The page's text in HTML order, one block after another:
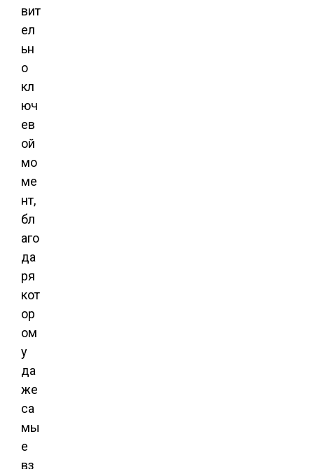
вит
ел
ьн
о
кл
юч
ев
ой
мо
ме
нт,
бл
аго
да
ря
кот
ор
ом
у
да
же
са
мы
е
вз